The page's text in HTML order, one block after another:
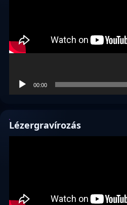
00:00
Lézergravírozás